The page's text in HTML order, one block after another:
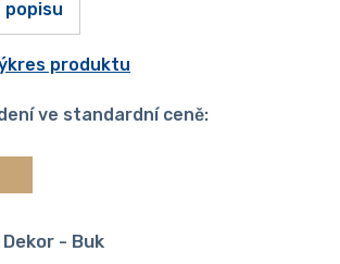
produktu
ve standardní ceně:
Dekor - Buk